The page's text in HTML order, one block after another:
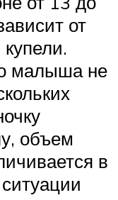
от
малыша не
объем
в